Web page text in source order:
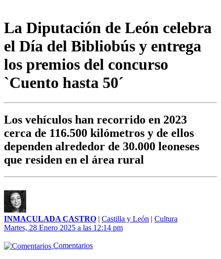
La Diputación de León celebra
el Día del Bibliobús y entrega
los premios del concurso
`Cuento hasta 50´
Los vehículos han recorrido en 2023
cerca de 116.500 kilómetros y de ellos
dependen alrededor de 30.000 leoneses
que residen en el área rural
INMACULADA CASTRO | Castilla y León | Cultura
Martes, 28 Enero 2025 a las 12:14 pm
Comentarios